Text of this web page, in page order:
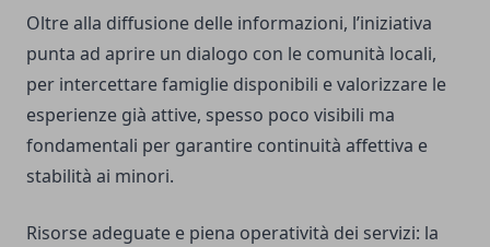
Oltre alla diffusione delle informazioni, l’iniziativa
punta ad aprire un dialogo con le comunità locali,
per intercettare famiglie disponibili e valorizzare le
esperienze già attive, spesso poco visibili ma
fondamentali per garantire continuità affettiva e
stabilità ai minori.
Risorse adeguate e piena operatività dei servizi: la